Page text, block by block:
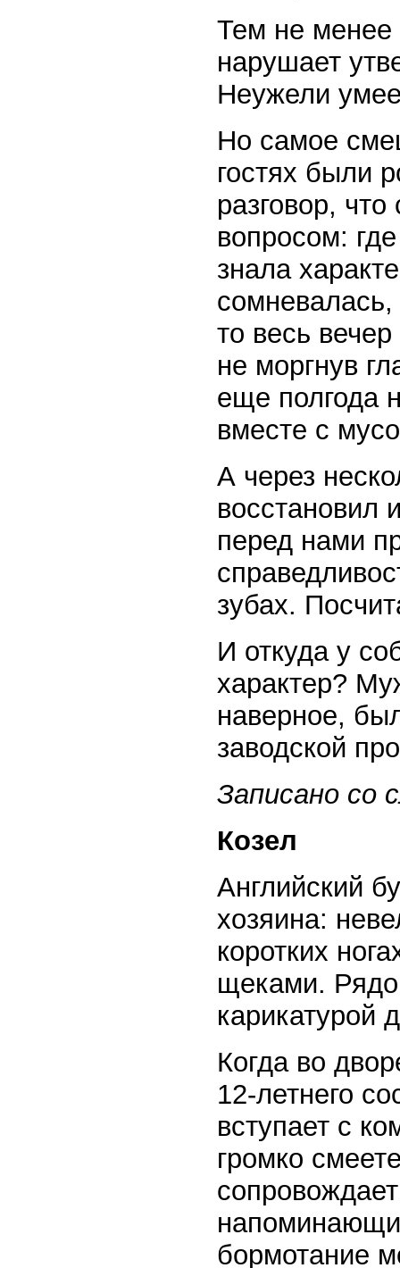
Тем не менее
нарушает
Неужели
Но самое
гостях были
разговор,
вопросом:
знала
сомневалась,
то весь
не моргнув
еще полгода
вместе с
А через
восстановил
перед нами
зубах.
И откуда у
характер?
наверное,
заводской
Записано со
Козел
Английский
хозяина:
коротких
щеками.
карикатурой
Когда во
12-летнего
вступает с
громко
бормотание